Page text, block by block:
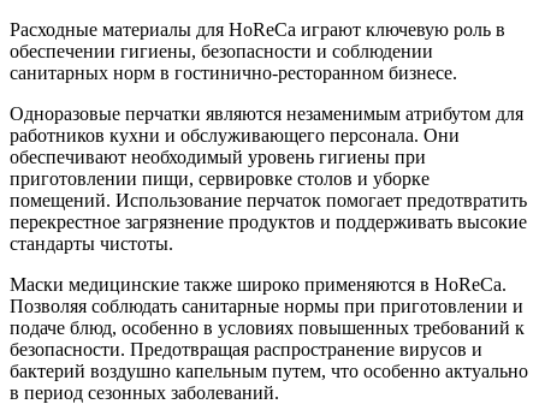
Расходные материалы для HoReCa играют ключевую роль в
обеспечении гигиены, безопасности и соблюдении
санитарных норм в гостинично-ресторанном бизнесе.
Одноразовые перчатки являются незаменимым атрибутом для
работников кухни и обслуживающего персонала. Они
обеспечивают необходимый уровень гигиены при
приготовлении пищи, сервировке столов и уборке
помещений. Использование перчаток помогает предотвратить
перекрестное загрязнение продуктов и поддерживать высокие
стандарты чистоты.
Маски медицинские также широко применяются в HoReCa.
Позволяя соблюдать санитарные нормы при приготовлении и
подаче блюд, особенно в условиях повышенных требований к
безопасности. Предотвращая распространение вирусов и
бактерий воздушно капельным путем, что особенно актуально
в период сезонных заболеваний.